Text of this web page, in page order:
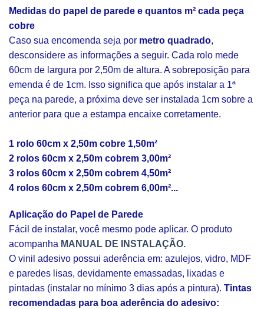
Medidas do papel de parede e quantos m² cada peça
cobre
Caso sua encomenda seja por metro quadrado,
desconsidere as informações a seguir. Cada rolo mede
60cm de largura por 2,50m de altura. A sobreposição para
emenda é de 1cm. Isso significa que após instalar a 1ª
peça na parede, a próxima deve ser instalada 1cm sobre a
anterior para que a estampa encaixe corretamente.
1 rolo 60cm x 2,50m cobre 1,50m²
2 rolos 60cm x 2,50m cobrem 3,00m²
3 rolos 60cm x 2,50m cobrem 4,50m²
4 rolos 60cm x 2,50m cobrem 6,00m²...
Aplicação do Papel de Parede
Fácil de instalar, você mesmo pode aplicar. O produto
acompanha MANUAL DE INSTALAÇÃO.
O vinil adesivo possui aderência em: azulejos, vidro, MDF
e paredes lisas, devidamente emassadas, lixadas e
pintadas (instalar no mínimo 3 dias após a pintura). Tintas
recomendadas para boa aderência do adesivo: